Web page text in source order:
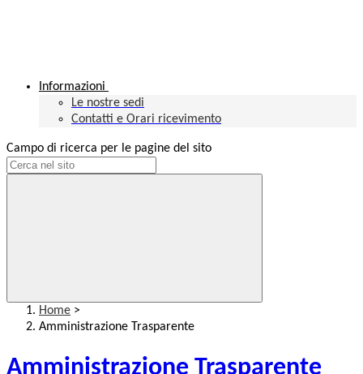
Informazioni
Le nostre sedi
Contatti e Orari ricevimento
Campo di ricerca per le pagine del sito
Home >
Amministrazione Trasparente
Amministrazione Trasparente